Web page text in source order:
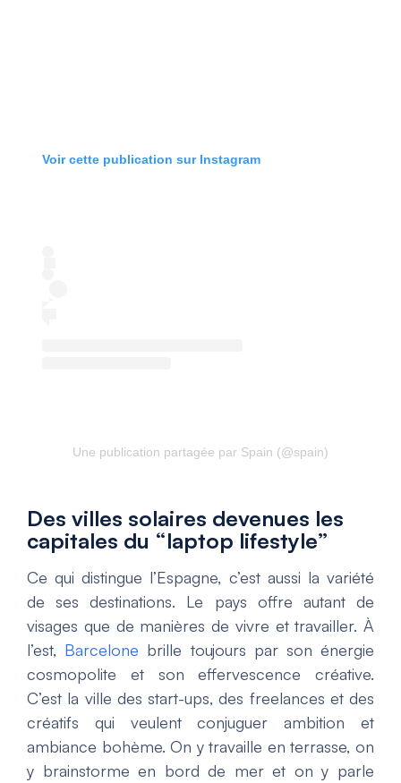
Voir cette publication sur Instagram
Une publication partagée par Spain (@spain)
Des villes solaires devenues les
capitales du “laptop lifestyle”
Ce qui distingue l’Espagne, c’est aussi la variété
de ses destinations. Le pays offre autant de
visages que de manières de vivre et travailler. À
l’est, Barcelone brille toujours par son énergie
cosmopolite et son effervescence créative.
C’est la ville des start-ups, des freelances et des
créatifs qui veulent conjuguer ambition et
ambiance bohème. On y travaille en terrasse, on
y brainstorme en bord de mer et on y parle